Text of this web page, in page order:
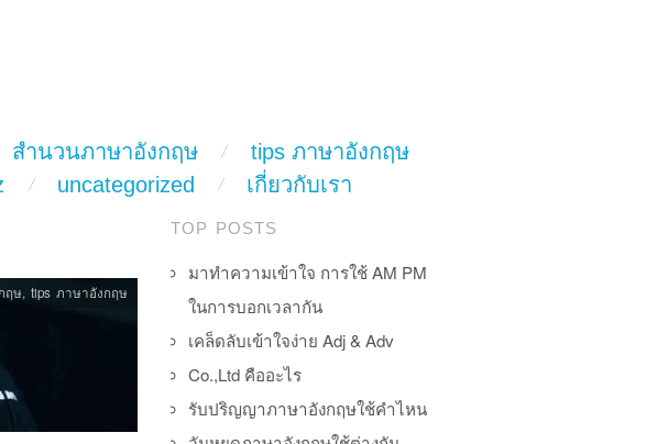
สำนวนภาษาอังกฤษ
tips ภาษาอังกฤษ
uncategorized เกี่ยวกับเรา
ฤษ, tips ภาษาอังกฤษ
TOP POSTS
มาทำความเข้าใจ การใช้ AM PM
ในการบอกเวลากัน
เคล็ดลับเข้าใจง่าย Adj & Adv
Co.,Ltd คืออะไร
รับปริญญาภาษาอังกฤษใช้คำไหน